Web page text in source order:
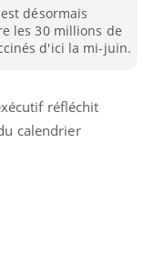
désormais
les 30 millions de
d'ici la mi-juin.
réfléchit
calendrier